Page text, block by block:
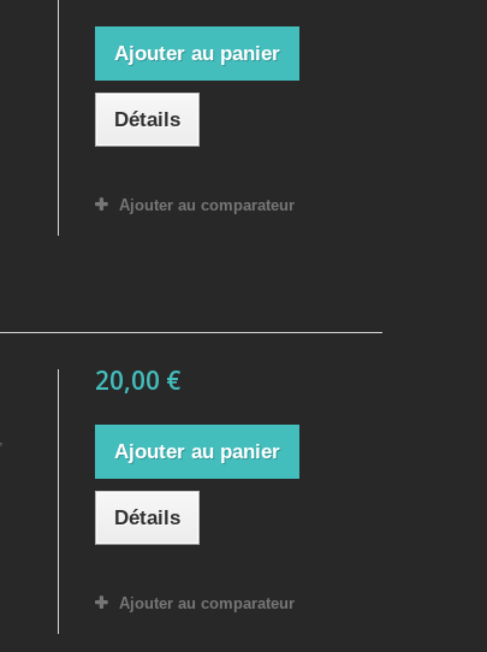
Ajouter au panier
Détails
Ajouter au comparateur
20,00 €
Ajouter au panier
Détails
Ajouter au comparateur